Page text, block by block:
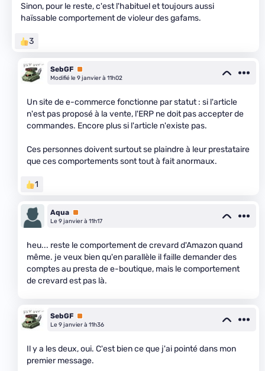
Sinon, pour le reste, c'est l'habituel et toujours aussi
haïssable comportement de violeur des gafams.
3
SebGF Premium
Modifié le 9 janvier à 11h02
Un site de e-commerce fonctionne par statut : si l'article
n'est pas proposé à la vente, l'ERP ne doit pas accepter de
commandes. Encore plus si l'article n'existe pas.
Ces personnes doivent surtout se plaindre à leur prestataire
que ces comportements sont tout à fait anormaux.
1
Aqua Premium
Le 9 janvier à 11h17
heu... reste le comportement de crevard d'Amazon quand
même. je veux bien qu'en parallèle il faille demander des
comptes au presta de e-boutique, mais le comportement
de crevard est pas là.
SebGF Premium
Le 9 janvier à 11h36
Il y a les deux, oui. C'est bien ce que j'ai pointé dans mon
premier message.